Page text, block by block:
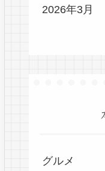
2026年3月
グルメ